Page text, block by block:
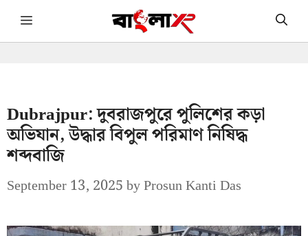
Skip Menu
Dubrajpur: দুবরাজপুরে পুলিশের কড়া
অভিযান, উদ্ধার বিপুল পরিমাণ নিষিদ্ধ
শব্দবাজি
September 13, 2025byProsun Kanti Das